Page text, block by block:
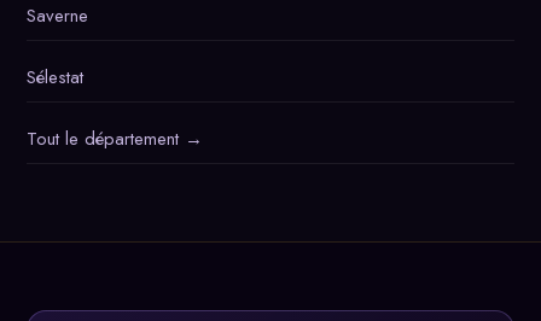
Saverne
Sélestat
Tout le département →